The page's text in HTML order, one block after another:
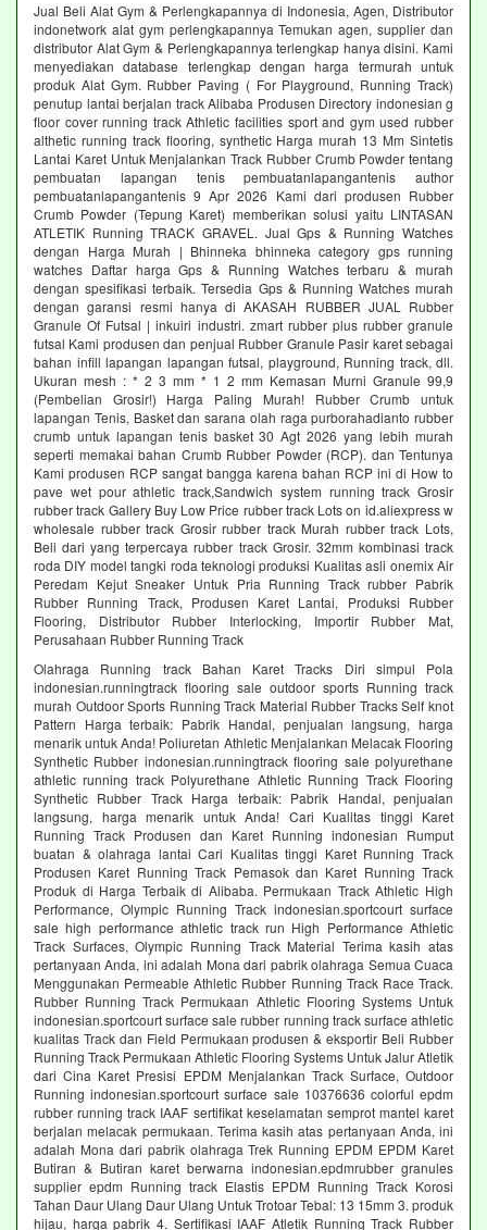
Jual Beli Alat Gym & Perlengkapannya di Indonesia, Agen, Distributor
indonetwork alat gym perlengkapannya Temukan agen, supplier dan
distributor Alat Gym & Perlengkapannya terlengkap hanya disini. Kami
menyediakan database terlengkap dengan harga termurah untuk
produk Alat Gym. Rubber Paving ( For Playground, Running Track)
penutup lantai berjalan track Alibaba Produsen Directory indonesian g
floor cover running track Athletic facilities sport and gym used rubber
althetic running track flooring, synthetic Harga murah 13 Mm Sintetis
Lantai Karet Untuk Menjalankan Track Rubber Crumb Powder tentang
pembuatan lapangan tenis pembuatanlapangantenis author
pembuatanlapangantenis 9 Apr 2026 Kami dari produsen Rubber
Crumb Powder (Tepung Karet) memberikan solusi yaitu LINTASAN
ATLETIK Running TRACK GRAVEL. Jual Gps & Running Watches
dengan Harga Murah | Bhinneka bhinneka category gps running
watches Daftar harga Gps & Running Watches terbaru & murah
dengan spesifikasi terbaik. Tersedia Gps & Running Watches murah
dengan garansi resmi hanya di AKASAH RUBBER JUAL Rubber
Granule Of Futsal | inkuiri industri. zmart rubber plus rubber granule
futsal Kami produsen dan penjual Rubber Granule Pasir karet sebagai
bahan infill lapangan lapangan futsal, playground, Running track, dll.
Ukuran mesh : * 2 3 mm * 1 2 mm Kemasan Murni Granule 99,9
(Pembelian Grosir!) Harga Paling Murah! Rubber Crumb untuk
lapangan Tenis, Basket dan sarana olah raga purborahadianto rubber
crumb untuk lapangan tenis basket 30 Agt 2026 yang lebih murah
seperti memakai bahan Crumb Rubber Powder (RCP). dan Tentunya
Kami produsen RCP sangat bangga karena bahan RCP ini di How to
pave wet pour athletic track,Sandwich system running track Grosir
rubber track Gallery Buy Low Price rubber track Lots on id.aliexpress w
wholesale rubber track Grosir rubber track Murah rubber track Lots,
Beli dari yang terpercaya rubber track Grosir. 32mm kombinasi track
roda DIY model tangki roda teknologi produksi Kualitas asli onemix Air
Peredam Kejut Sneaker Untuk Pria Running Track rubber Pabrik
Rubber Running Track, Produsen Karet Lantai, Produksi Rubber
Flooring, Distributor Rubber Interlocking, Importir Rubber Mat,
Perusahaan Rubber Running Track
Olahraga Running track Bahan Karet Tracks Diri simpul Pola
indonesian.runningtrack flooring sale outdoor sports Running track
murah Outdoor Sports Running Track Material Rubber Tracks Self knot
Pattern Harga terbaik: Pabrik Handal, penjualan langsung, harga
menarik untuk Anda! Poliuretan Athletic Menjalankan Melacak Flooring
Synthetic Rubber indonesian.runningtrack flooring sale polyurethane
athletic running track Polyurethane Athletic Running Track Flooring
Synthetic Rubber Track Harga terbaik: Pabrik Handal, penjualan
langsung, harga menarik untuk Anda! Cari Kualitas tinggi Karet
Running Track Produsen dan Karet Running indonesian Rumput
buatan & olahraga lantai Cari Kualitas tinggi Karet Running Track
Produsen Karet Running Track Pemasok dan Karet Running Track
Produk di Harga Terbaik di Alibaba. Permukaan Track Athletic High
Performance, Olympic Running Track indonesian.sportcourt surface
sale high performance athletic track run High Performance Athletic
Track Surfaces, Olympic Running Track Material Terima kasih atas
pertanyaan Anda, ini adalah Mona dari pabrik olahraga Semua Cuaca
Menggunakan Permeable Athletic Rubber Running Track Race Track.
Rubber Running Track Permukaan Athletic Flooring Systems Untuk
indonesian.sportcourt surface sale rubber running track surface athletic
kualitas Track dan Field Permukaan produsen & eksportir Beli Rubber
Running Track Permukaan Athletic Flooring Systems Untuk Jalur Atletik
dari Cina Karet Presisi EPDM Menjalankan Track Surface, Outdoor
Running indonesian.sportcourt surface sale 10376636 colorful epdm
rubber running track IAAF sertifikat keselamatan semprot mantel karet
berjalan melacak permukaan. Terima kasih atas pertanyaan Anda, ini
adalah Mona dari pabrik olahraga Trek Running EPDM EPDM Karet
Butiran & Butiran karet berwarna indonesian.epdmrubber granules
supplier epdm Running track Elastis EPDM Running Track Korosi
Tahan Daur Ulang Daur Ulang Untuk Trotoar Tebal: 13 15mm 3. produk
hijau, harga pabrik 4. Sertifikasi IAAF Atletik Running Track Rubber